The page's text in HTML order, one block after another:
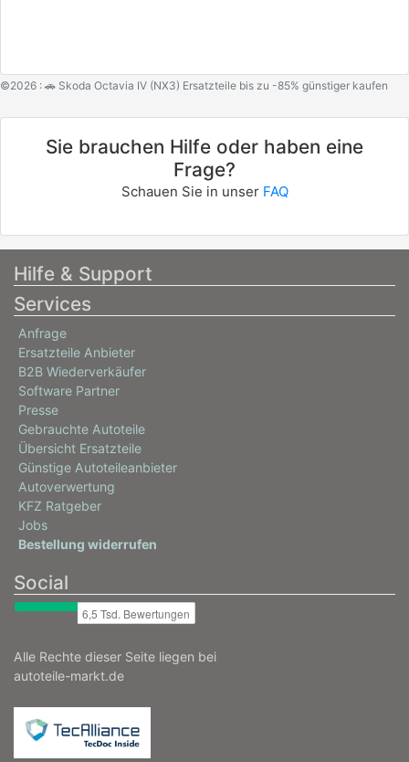
©2026 : 🚗 Skoda Octavia IV (NX3) Ersatzteile bis zu -85% günstiger kaufen
Sie brauchen Hilfe oder haben eine
Frage?
Schauen Sie in unser FAQ
Hilfe & Support
Services
Anfrage
Ersatzteile Anbieter
B2B Wiederverkäufer
Software Partner
Presse
Gebrauchte Autoteile
Übersicht Ersatzteile
Günstige Autoteileanbieter
Autoverwertung
KFZ Ratgeber
Jobs
Bestellung widerrufen
Social
Alle Rechte dieser Seite liegen bei
autoteile-markt.de